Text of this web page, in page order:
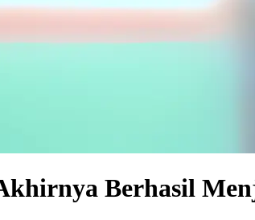
Berhasil